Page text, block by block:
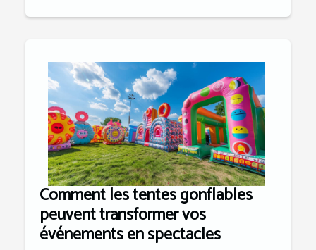
Comment les tentes gonflables
peuvent transformer vos
événements en spectacles